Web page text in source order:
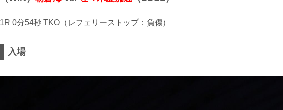
1R 0分54秒 TKO（レフェリーストップ：負傷）
入場